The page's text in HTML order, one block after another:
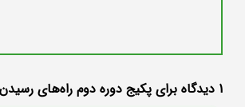
1 دیدگاه برای پکیج دوره دوم راه‌های